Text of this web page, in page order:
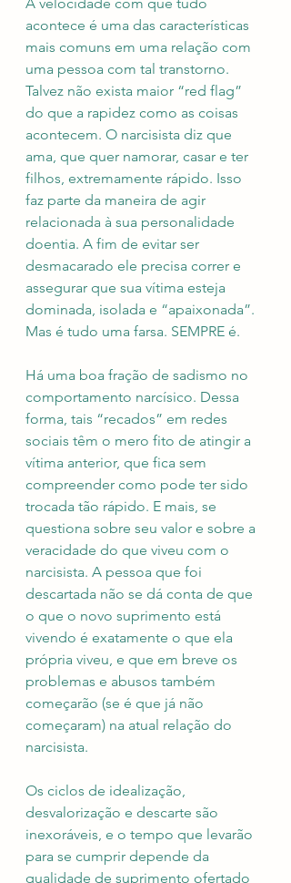
acontece é uma das características
mais comuns em uma relação com
uma pessoa com tal transtorno.
Talvez não exista maior “red flag”
do que a rapidez como as coisas
acontecem. O narcisista diz que
ama, que quer namorar, casar e ter
filhos, extremamente rápido. Isso
faz parte da maneira de agir
relacionada à sua personalidade
doentia. A fim de evitar ser
desmacarado ele precisa correr e
assegurar que sua vítima esteja
dominada, isolada e “apaixonada”.
Mas é tudo uma farsa. SEMPRE é.
Há uma boa fração de sadismo no
comportamento narcísico. Dessa
forma, tais “recados” em redes
sociais têm o mero fito de atingir a
vítima anterior, que fica sem
compreender como pode ter sido
trocada tão rápido. E mais, se
questiona sobre seu valor e sobre a
veracidade do que viveu com o
narcisista. A pessoa que foi
descartada não se dá conta de que
o que o novo suprimento está
vivendo é exatamente o que ela
própria viveu, e que em breve os
problemas e abusos também
começarão (se é que já não
começaram) na atual relação do
narcisista.
Os ciclos de idealização,
desvalorização e descarte são
inexoráveis, e o tempo que levarão
para se cumprir depende da
qualidade de suprimento ofertado